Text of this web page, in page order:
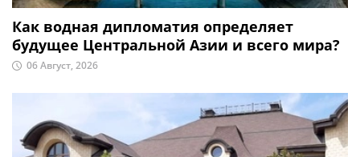
Как водная дипломатия определяет
будущее Центральной Азии и всего мира?
06 Август, 2026